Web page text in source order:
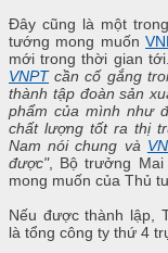
Đây cũng là một
tướng mong muốn
mới trong thời gian tới.
VNPTcần cố gắng
thành tập đoàn sản
phẩm của mình như
chất lượng tốt ra thị
Nam nói chung và
được", Bộ trưởng Mai
mong muốn của Thủ
Nếu được thành lập,
là tổng công ty thứ 4